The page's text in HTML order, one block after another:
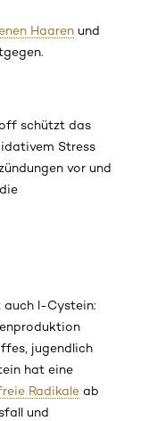
Haaren und
schützt das
Stress
vor und
auch l-Cystein:
jugendlich
hat eine
Radikale ab
und